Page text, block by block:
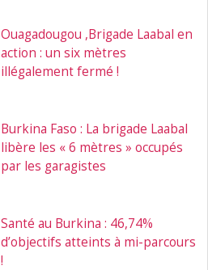
Ouagadougou ,Brigade Laabal en
action : un six mètres
illégalement fermé !
Burkina Faso : La brigade Laabal
libère les « 6 mètres » occupés
par les garagistes
Santé au Burkina : 46,74%
d’objectifs atteints à mi-parcours
!